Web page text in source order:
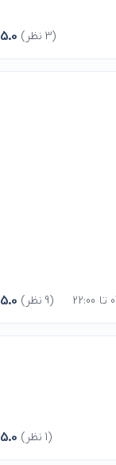
5.0 (3 نظر)
5.0 (9 نظر)
5.0 (1 نظر)